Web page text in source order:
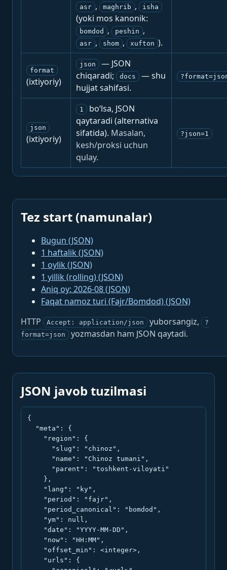
asr , maghrib , isha
(yoki mos kanonik:
bomdod , peshin ,
asr , shom , xufton ).
format
(ixtiyoriy)
json
— JSON
chiqaradi;
docs
— shu
hujjat sahifasi.
json
(ixtiyoriy)
1
bo‘lsa, JSON
qaytaradi (alternativa
sifatida). Masalan,
kesh/proksi uchun
qulay.
?json=1
Tez start (namunalar)
Bugun (JSON)
1 haftalik (JSON)
1 oylik (JSON)
1 yillik (rolling) (JSON)
Aniq oy: 2026-08 (JSON)
Faqat namoz turi (Fajr/Bomdod) (JSON)
HTTP
Accept: application/json yuborsangiz,
?
format=json
yozmasdan ham JSON qaytadi.
JSON javob tuzilmasi
{
  "meta": {
    "region": {
      "slug": "chinoz",
      "name": "Chinoz tumani",
      "parent": "toshkent-viloyati"
    },
    "lang": "ky",
    "period": "fajr",
    "period_canonical": "bomdod",
    "ym": null,
    "date": "YYYY-MM-DD",
    "now": "HH:MM",
    "offset_min": <integer>,
    "urls": {